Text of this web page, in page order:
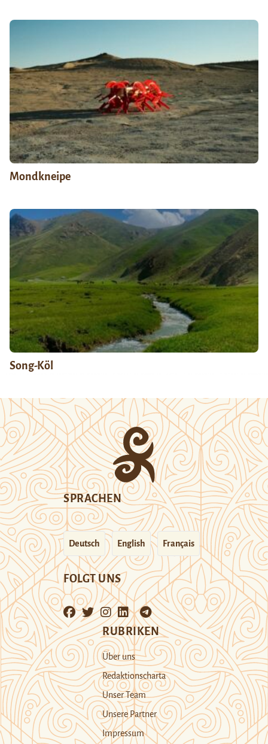
Mondkneipe
Song-Köl
SPRACHEN
Deutsch English Français
FOLGT UNS
RUBRIKEN
Über uns
Redaktionscharta
Unser Team
Unsere Partner
Impressum